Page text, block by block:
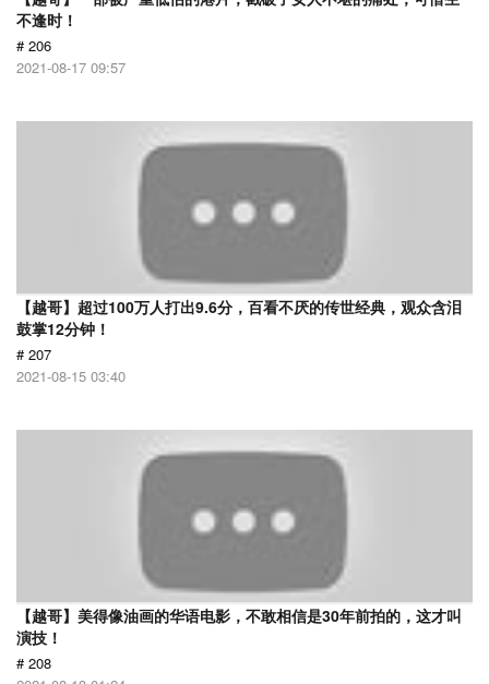
不逢时！
# 206
2021-08-17 09:57
【越哥】超过100万人打出9.6分，百看不厌的传世经典，观众含泪
鼓掌12分钟！
# 207
2021-08-15 03:40
【越哥】美得像油画的华语电影，不敢相信是30年前拍的，这才叫
演技！
# 208